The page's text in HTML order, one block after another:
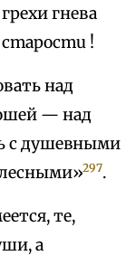
гнева
!
над
— над
с душевными
297.
те,
а